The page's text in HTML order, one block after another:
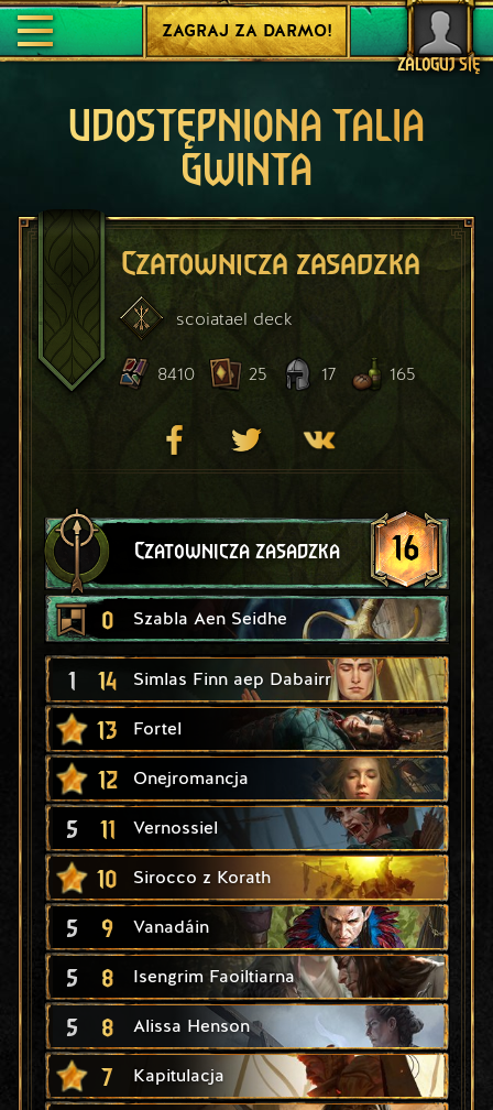
ZALOGUJ SIĘ
ZAGRAJ ZA DARMO!
UDOSTĘPNIONA TALIA
GWINTA
Czatownicza zasadzka
scoiatael deck
8410 25 17 165
Czatownicza zasadzka 16
0 Szabla Aen Seidhe
1 14 Simlas Finn aep Dabairr
13 Fortel
12 Onejromancja
5 11 Vernossiel
10 Sirocco z Korath
5 9 Vanadáin
5 8 Isengrim Faoiltiarna
5 8 Alissa Henson
7 Kapitulacja